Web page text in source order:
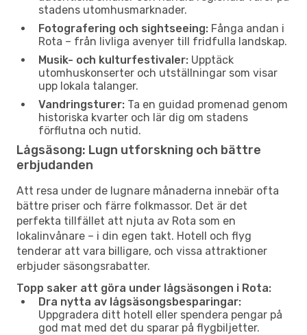
stadens utomhusmarknader.
Fotografering och sightseeing: Fånga andan i
Rota – från livliga avenyer till fridfulla landskap.
Musik- och kulturfestivaler: Upptäck
utomhuskonserter och utställningar som visar
upp lokala talanger.
Vandringsturer: Ta en guidad promenad genom
historiska kvarter och lär dig om stadens
förflutna och nutid.
Lågsäsong: Lugn utforskning och bättre
erbjudanden
Att resa under de lugnare månaderna innebär ofta
bättre priser och färre folkmassor. Det är det
perfekta tillfället att njuta av Rota som en
lokalinvånare – i din egen takt. Hotell och flyg
tenderar att vara billigare, och vissa attraktioner
erbjuder säsongsrabatter.
Topp saker att göra under lågsäsongen i Rota:
Dra nytta av lågsäsongsbesparingar:
Uppgradera ditt hotell eller spendera pengar på
god mat med det du sparar på flygbiljetter.